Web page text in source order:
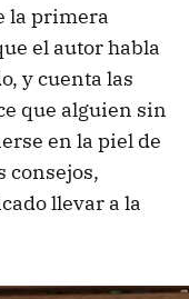
la primera
el autor habla
y cuenta las
que alguien sin
en la piel de
consejos,
llevar a la